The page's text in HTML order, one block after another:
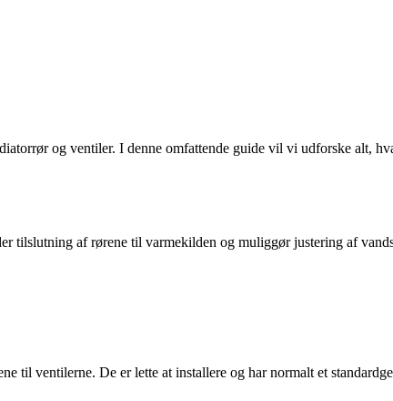
og ventiler. I denne omfattende guide vil vi udforske alt,
tilslutning af rørene til varmekilden og muliggør justering af
til ventilerne. De er lette at installere og har normalt et